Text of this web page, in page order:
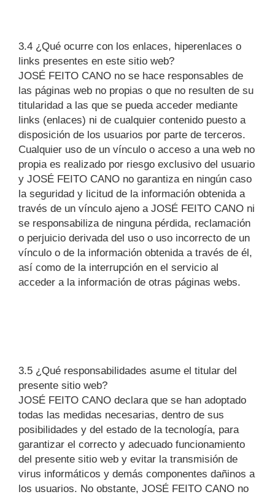
3.4 ¿Qué ocurre con los enlaces, hiperenlaces o
links presentes en este sitio web?
JOSÉ FEITO CANO no se hace responsables de
las páginas web no propias o que no resulten de su
titularidad a las que se pueda acceder mediante
links (enlaces) ni de cualquier contenido puesto a
disposición de los usuarios por parte de terceros.
Cualquier uso de un vínculo o acceso a una web no
propia es realizado por riesgo exclusivo del usuario
y JOSÉ FEITO CANO no garantiza en ningún caso
la seguridad y licitud de la información obtenida a
través de un vínculo ajeno a JOSÉ FEITO CANO ni
se responsabiliza de ninguna pérdida, reclamación
o perjuicio derivada del uso o uso incorrecto de un
vínculo o de la información obtenida a través de él,
así como de la interrupción en el servicio al
acceder a la información de otras páginas webs.
3.5 ¿Qué responsabilidades asume el titular del
presente sitio web?
JOSÉ FEITO CANO declara que se han adoptado
todas las medidas necesarias, dentro de sus
posibilidades y del estado de la tecnología, para
garantizar el correcto y adecuado funcionamiento
del presente sitio web y evitar la transmisión de
virus informáticos y demás componentes dañinos a
los usuarios. No obstante, JOSÉ FEITO CANO no